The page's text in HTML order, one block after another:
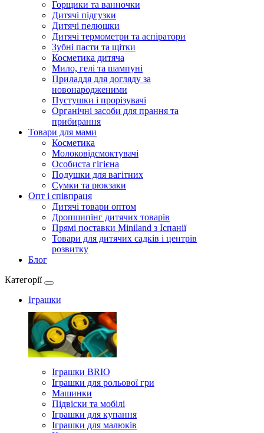
Горщики та ванночки
Дитячі підгузки
Дитячі пелюшки
Дитячі термометри та аспіратори
Зубні пасти та щітки
Косметика дитяча
Мило, гелі та шампуні
Приладдя для догляду за
новонародженими
Пустушки і прорізувачі
Органічні засоби для прання та
прибирання
Товари для мами
Косметика
Молоковідсмоктувачі
Особиста гігієна
Подушки для вагітних
Сумки та рюкзаки
Опт і співпраця
Дитячі товари оптом
Дропшипінг дитячих товарів
Прямі поставки Miniland з Іспанії
Товари для дитячих садків і центрів
розвитку
Блог
Категорії
Іграшки
Іграшки BRIO
Іграшки для рольової гри
Машинки
Підвіски та мобілі
Іграшки для купання
Іграшки для малюків